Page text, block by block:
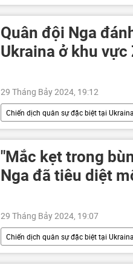
Thế giới
Báo chí thế giới
Quân đội Nga
Ukraina ở khu
29 Tháng Bảy 2024, 19:12
Chiến dịch quân sự đặc biệt tại Ukraina
Nga
Bộ Quốc phòng Nga
LNR
Sáp nhập DNR, LNR,
lực lượng vũ trang
máy bay
"Mắc kẹt trong
Nga đã tiêu diệt
29 Tháng Bảy 2024, 19:07
Chiến dịch quân sự đặc biệt tại Ukraina
Bộ Quốc phòng Nga
Quân sự